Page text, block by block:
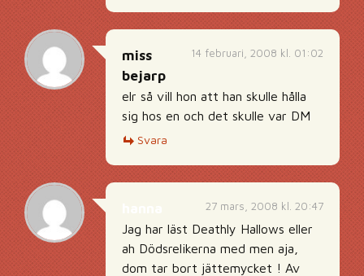
14 februari, 2008 kl. 01:02
miss
bejarp
elr så vill hon att han skulle hålla
sig hos en och det skulle var DM
Svara
27 mars, 2008 kl. 20:47
Jag har läst Deathly Hallows eller
ah Dödsrelikerna med men aja,
dom tar bort jättemycket ! Av